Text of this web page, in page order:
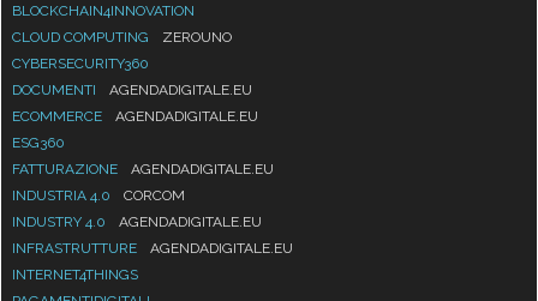
BLOCKCHAIN4INNOVATION
CLOUD COMPUTING
ZEROUNO
CYBERSECURITY360
DOCUMENTI
AGENDADIGITALE.EU
ECOMMERCE
AGENDADIGITALE.EU
ESG360
FATTURAZIONE
AGENDADIGITALE.EU
INDUSTRIA 4.0
CORCOM
INDUSTRY 4.0
AGENDADIGITALE.EU
INFRASTRUTTURE
AGENDADIGITALE.EU
INTERNET4THINGS